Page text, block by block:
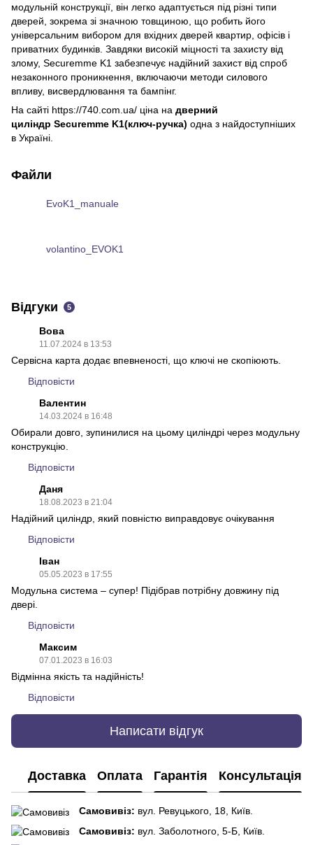
модульній конструкції, він легко адаптується під різні типи
дверей, зокрема зі значною товщиною, що робить його
універсальним вибором для вхідних дверей квартир, офісів і
приватних будинків. Завдяки високій міцності та захисту від
злому, Securemme K1 забезпечує надійний захист від спроб
незаконного проникнення, включаючи методи силового
впливу, висвердлювання та бампінг.
На сайті https://740.com.ua/ ціна на дверний
циліндр Securemme K1(ключ-ручка) одна з найдоступніших
в Україні.
Файли
EvoK1_manuale
volantino_EVOK1
Відгуки 5
Вова
11.07.2024 в 13:53
Сервісна карта додає впевненості, що ключі не скопіюють.
Відповісти
Валентин
14.03.2024 в 16:48
Обирали довго, зупинилися на цьому циліндрі через модульну
конструкцію.
Відповісти
Даня
18.08.2023 в 21:04
Надійний циліндр, який повністю виправдовує очікування
Відповісти
Іван
05.05.2023 в 17:55
Модульна система – супер! Підібрав потрібну довжину під
двері.
Відповісти
Максим
07.01.2023 в 16:03
Відмінна якість та надійність!
Відповісти
Написати відгук
Доставка Оплата Гарантія Консультація
Самовивіз: вул. Ревуцького, 18, Київ.
Самовивіз: вул. Заболотного, 5-Б, Київ.